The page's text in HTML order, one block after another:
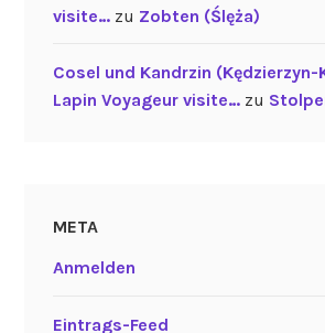
visite…zu Zobten (Ślęża)
Cosel und Kandrzin (Kędzierzyn-
Lapin Voyageur visite…zu
META
Anmelden
Eintrags-Feed